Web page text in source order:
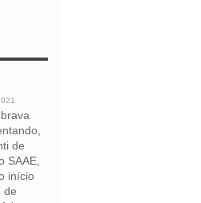
de
SAAE,
início
de